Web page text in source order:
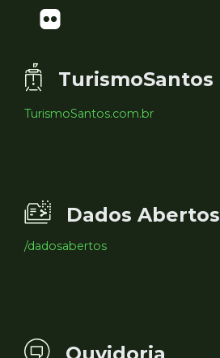
TurismoSantos
TurismoSantos.com.br
Dados Abertos
/dadosabertos